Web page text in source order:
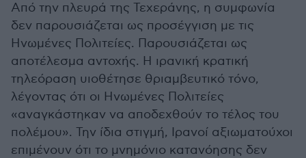
Από την πλευρά της Τεχεράνης, η συμφωνία
δεν παρουσιάζεται ως προσέγγιση με τις
Ηνωμένες Πολιτείες. Παρουσιάζεται ως
αποτέλεσμα αντοχής. Η ιρανική κρατική
τηλεόραση υιοθέτησε θριαμβευτικό τόνο,
λέγοντας ότι οι Ηνωμένες Πολιτείες
«αναγκάστηκαν να αποδεχθούν το τέλος του
πολέμου». Την ίδια στιγμή, Ιρανοί αξιωματούχοι
επιμένουν ότι το μνημόνιο κατανόησης δεν